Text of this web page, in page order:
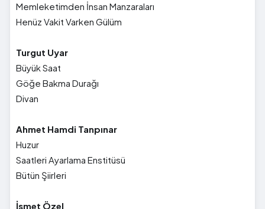
Memleketimden İnsan Manzaraları
Henüz Vakit Varken Gülüm
Turgut Uyar
Büyük Saat
Göğe Bakma Durağı
Divan
Ahmet Hamdi Tanpınar
Huzur
Saatleri Ayarlama Enstitüsü
Bütün Şiirleri
İsmet Özel